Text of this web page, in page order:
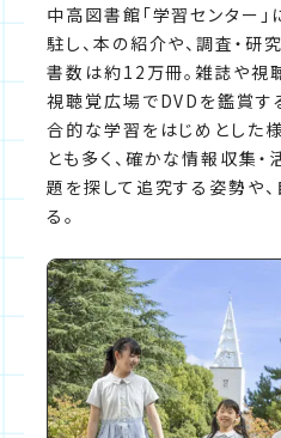
中高図書館「学習センター
駐し、本の紹介や、調査・研
書数は約12万冊。雑誌や視
視聴覚広場でDVDを鑑賞す
合的な学習をはじめとした
とも多く、確かな情報収集
題を探して追究する姿勢や
る。